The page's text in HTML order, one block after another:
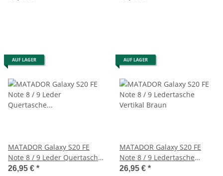
AUF LAGER
MATADOR Galaxy S20 FE
Note 8 / 9 Leder Quertasche
Gürteltasche Braun
26,95 € *
AUF LAGER
MATADOR Galaxy S20 FE
Note 8 / 9 Ledertasche
Vertikal Braun
26,95 € *